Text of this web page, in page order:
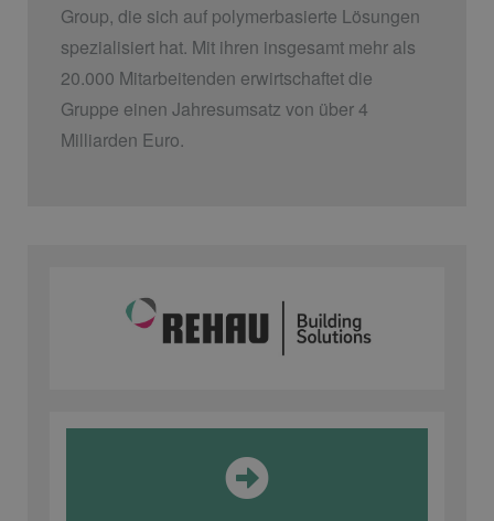
Group, die sich auf polymerbasierte Lösungen
spezialisiert hat. Mit ihren insgesamt mehr als
20.000 Mitarbeitenden erwirtschaftet die
Gruppe einen Jahresumsatz von über 4
Milliarden Euro.